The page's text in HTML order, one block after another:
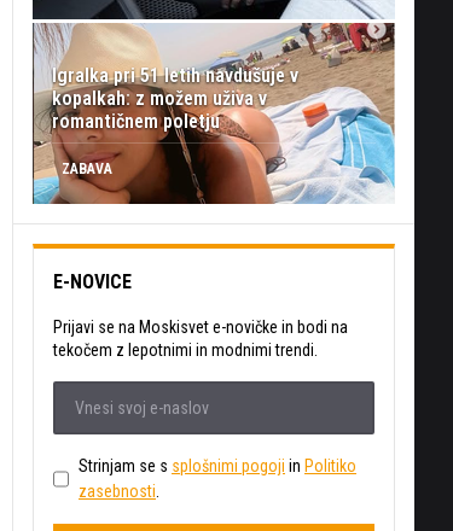
Igralka pri 51 letih navdušuje v
kopalkah: z možem uživa v
romantičnem poletju
ZABAVA
E-NOVICE
Prijavi se na Moskisvet e-novičke in bodi na
tekočem z lepotnimi in modnimi trendi.
Strinjam se s splošnimi pogoji in Politiko
zasebnosti